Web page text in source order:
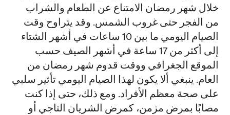
خلال شهر رمضان الامتناع عن الطعام والشراب
من الفجر حتى غروب الشمس. وقد يتراوح وقت
الصيام اليومي ما بين 10 ساعات في أشهر الشتاء
إلى أكثر من 17 ساعة في أشهر الصيف حسب
الموقع الجغرافي ووقت قدوم شهر رمضان من
العام. ينبغي ألا يكون لهذا الصيام اليومي تأثير سلبي
على صحة معظم الأفراد. ومع ذلك، حتى إذا كنت
مصابًا بمرض مزمن، كمرض الشريان التاجي أو